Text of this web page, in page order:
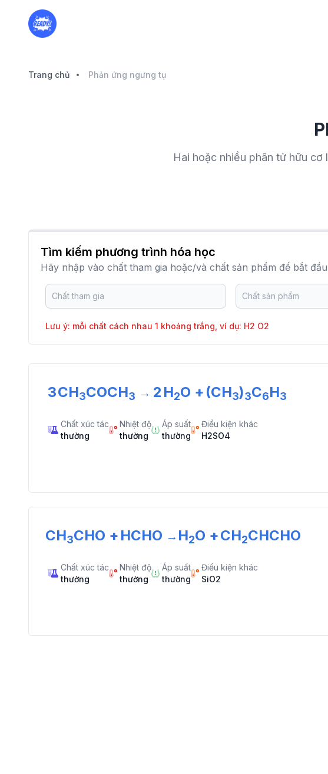
Trang chủ Phản ứng ngưng tụ
Hai hoặc nhiều phân tử hữu
Tìm kiếm phương trình hóa học
Hãy nhập vào chất tham gia hoặc/và chất sản phẩm để bắt
Lưu ý: mỗi chất cách nhau 1 khoảng trắng, ví dụ: H2 O2
3CH3COCH3 → 2H2O + (CH3)3C6H3
Chất xúc tác
thường
Nhiệt độ
thường
Áp suất
thường
Điều kiện khác
H2SO4
CH3CHO + HCHO → H2O +CH2CHCHO
Chất xúc tác
thường
Nhiệt độ
thường
Áp suất
thường
Điều kiện khác
SiO2